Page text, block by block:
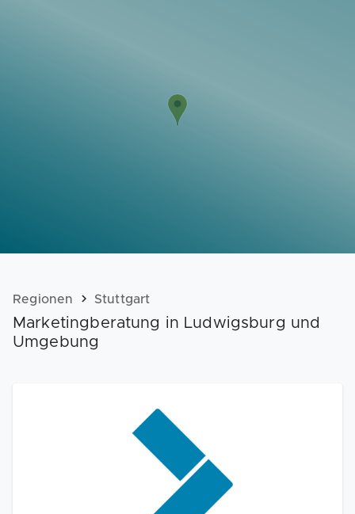
Webinare
Regionen Stuttgart
Marketingberatung in Ludwigsburg und
Umgebung